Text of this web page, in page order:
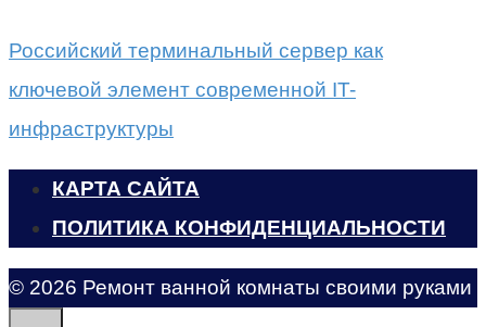
Российский терминальный сервер как
ключевой элемент современной IT-
инфраструктуры
КАРТА САЙТА
ПОЛИТИКА КОНФИДЕНЦИАЛЬНОСТИ
© 2026 Ремонт ванной комнаты своими руками